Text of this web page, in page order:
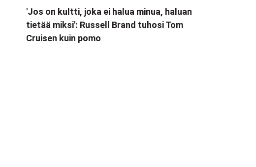
'Jos on kultti, joka ei halua minua, haluan
tietää miksi': Russell Brand tuhosi Tom
Cruisen kuin pomo